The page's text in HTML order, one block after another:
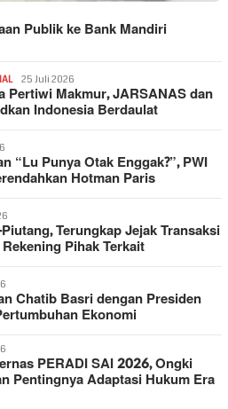
Publik ke Bank Mandiri
25 Juli 2026
Pertiwi Makmur, JARSANAS dan
Indonesia Berdaulat
“Lu Punya Otak Enggak?”, PWI
Hotman Paris
Terungkap Jejak Transaksi
Pihak Terkait
Chatib Basri dengan Presiden
Ekonomi
PERADI SAI 2026, Ongki
Pentingnya Adaptasi Hukum Era